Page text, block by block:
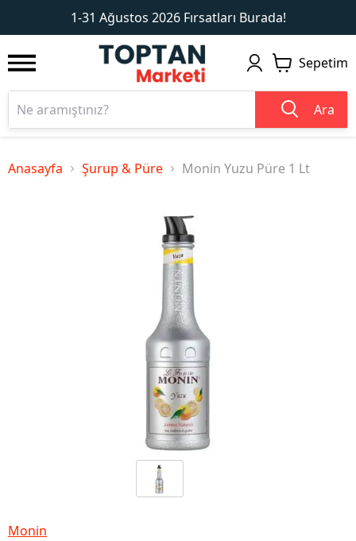
1-31 Ağustos 2026 Fırsatları Burada!
1 2
Sepetim
Ara
Anasayfa Şurup & Püre Monin Yuzu Püre 1 Lt
Monin